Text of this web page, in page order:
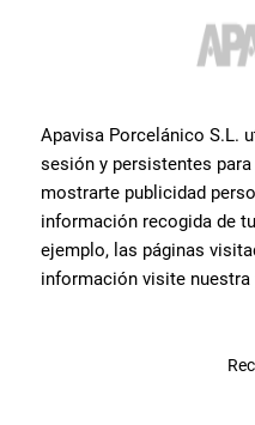
Möchten Sie
einem
Setzen Sie sich mit unserem
Apavisa Porcelánico S.L.
sesión y persistentes
mostrarte publicidad
información recogida de
ejemplo, las páginas
información visite nuestra